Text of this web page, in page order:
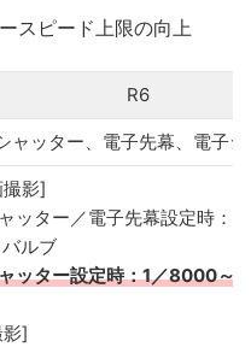
スピード上限の向上
R6
ャッター、電子先幕、電子
影]
ッター／電子先幕設定時：1
ルブ
ッター設定時：1／8000～
]